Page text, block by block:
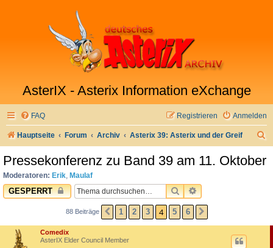
AsterIX - Asterix Information eXchange
FAQ Anmelden
Registrieren
Hauptseite Forum Archiv Asterix 39: Asterix und der Greif
Pressekonferenz zu Band 39 am 11. Oktober
Moderatoren: Erik, Maulaf
GESPERRT SUCHEERWEITERTE
88 Beiträge VORHERIGE
1 2 3 4 5 6
Comedix
AsterIX Elder Council Member